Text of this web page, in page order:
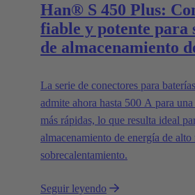
Han® S 450 Plus:
fiable y potente para
de almacenamiento
La serie de conectores para
admite ahora hasta 500 A para
más rápidas, lo que resulta ideal
almacenamiento de energía de
sobrecalentamiento.
Seguir leyendo